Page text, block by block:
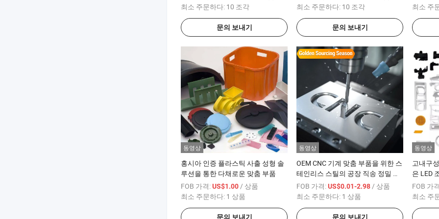
최소 주문하다: 10 조각
문의 보내기
최소 주문하다: 10 조각
문의 보내기
CNC 알
최소 주
동영상
홍시아 인증 플라스틱 사출 성형 솔
루션을 통한 다채로운 맞춤 부품
FOB 가격:US$1.00 / 상품
최소 주문하다: 1 상품
문의 보내기
동영상
OEM CNC 기계 맞춤 부품을 위한 스
테인리스 스틸의 공장 직송 정밀 서
비스
FOB 가격:US$0.01-2.98 / 상품
최소 주문하다: 1 상품
문의 보내기
동영상
고내구
은 LED
었으며,
도와 자
FOB 가
최소 주